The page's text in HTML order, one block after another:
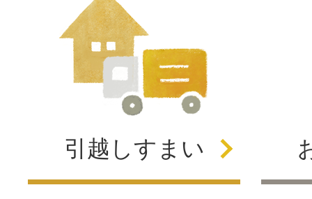
引越しすまい